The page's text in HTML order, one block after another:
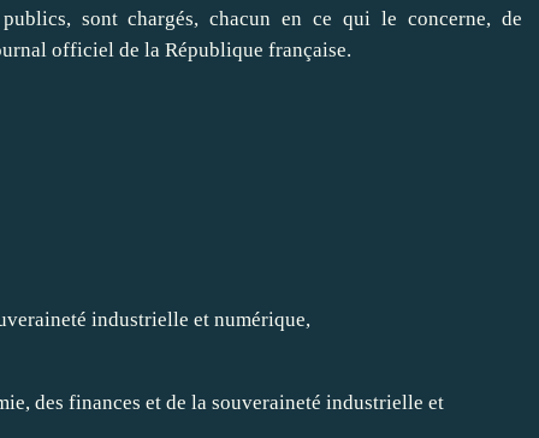
sont chargés, chacun en ce qui le concerne, de
officiel de la République française.
industrielle et numérique,
des finances et de la souveraineté industrielle et